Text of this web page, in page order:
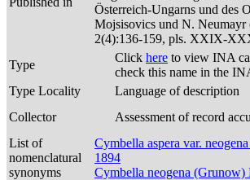
Österreich-Ungarns und des
Mojsisovics und N. Neumayr
2(4):136-159, pls. XXIX-
Type
Click here to view INA
check this name in the
Type Locality
Language of description
Collector
Assessment of record
List of
nomenclatural
synonyms
Cymbella aspera var.
1894
Cymbella neogena